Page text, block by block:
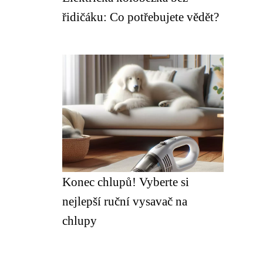
řidičáku: Co potřebujete vědět?
Konec chlupů! Vyberte si
nejlepší ruční vysavač na
chlupy